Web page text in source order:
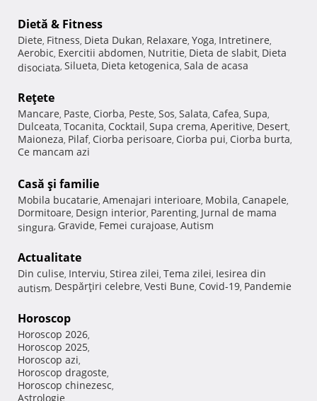
Dietă & Fitness
Diete, Fitness, Dieta Dukan, Relaxare, Yoga, Intretinere,
Aerobic, Exercitii abdomen, Nutritie, Dieta de slabit, Dieta
disociata, Silueta, Dieta ketogenica, Sala de acasa
Reţete
Mancare, Paste, Ciorba, Peste, Sos, Salata, Cafea, Supa,
Dulceata, Tocanita, Cocktail, Supa crema, Aperitive, Desert,
Maioneza, Pilaf, Ciorba perisoare, Ciorba pui, Ciorba burta,
Ce mancam azi
Casă şi familie
Mobila bucatarie, Amenajari interioare, Mobila, Canapele,
Dormitoare, Design interior, Parenting, Jurnal de mama
singura, Gravide, Femei curajoase, Autism
Actualitate
Din culise, Interviu, Stirea zilei, Tema zilei, Iesirea din
autism, Despărţiri celebre, Vesti Bune, Covid-19, Pandemie
Horoscop
Horoscop 2026,
Horoscop 2025,
Horoscop azi,
Horoscop dragoste,
Horoscop chinezesc,
Astrologie